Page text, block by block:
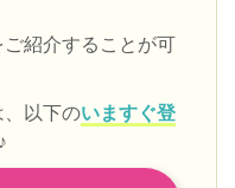
紹介することが可
、以下のいますぐ登